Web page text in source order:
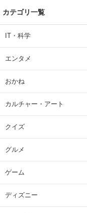
カテゴリ一覧
IT・科学
エンタメ
おかね
カルチャー・アート
クイズ
グルメ
ゲーム
ディズニー